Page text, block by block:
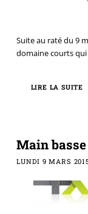
Suite au raté du 9
domaine courts
LIRE LA SUITE
Main
LUNDI 9 MARS